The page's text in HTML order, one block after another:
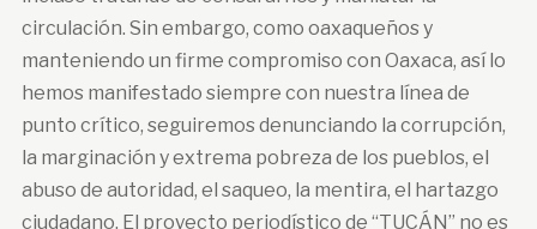
circulación. Sin embargo, como oaxaqueños y
manteniendo un firme compromiso con Oaxaca, así lo
hemos manifestado siempre con nuestra línea de
punto crítico, seguiremos denunciando la corrupción,
la marginación y extrema pobreza de los pueblos, el
abuso de autoridad, el saqueo, la mentira, el hartazgo
ciudadano. El proyecto periodístico de “TUCÁN” no es